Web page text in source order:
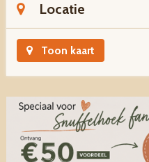
Locatie
Toon kaart